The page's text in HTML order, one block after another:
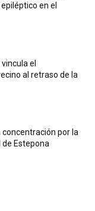
en el
el
al retraso de la
concentración por la
Estepona